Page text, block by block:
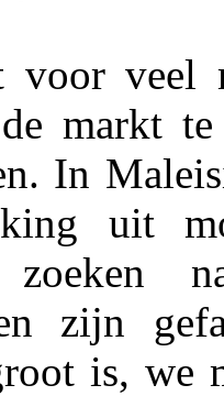
veel
markt
In
uit
zoeken
zijn
is, we